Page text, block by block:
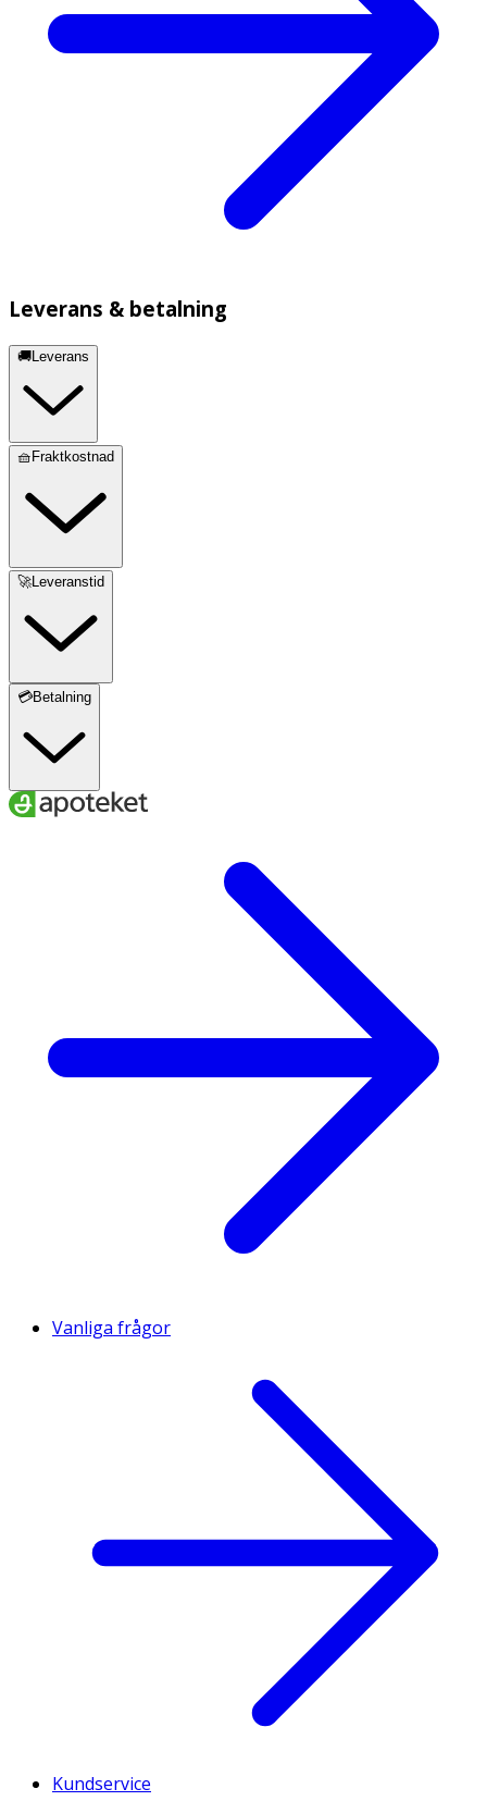
Leverans & betalning
🚚Leverans
🧺Fraktkostnad
🚀Leveranstid
💳Betalning
Vanliga frågor
Kundservice